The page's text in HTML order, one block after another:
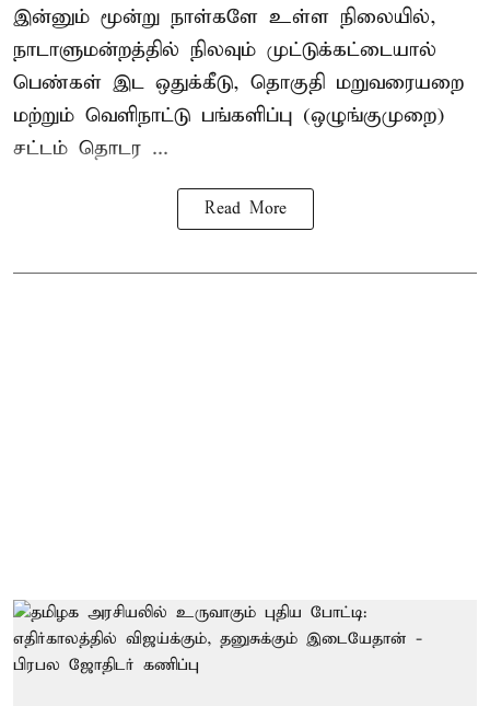
இன்னும் மூன்று நாள்களே உள்ள நிலையில்,
நாடாளுமன்றத்தில் நிலவும் முட்டுக்கட்டையால்
பெண்கள் இட ஒதுக்கீடு, தொகுதி மறுவரையறை
மற்றும் வெளிநாட்டு பங்களிப்பு (ஒழுங்குமுறை)
சட்டம் தொடர ...
Read More